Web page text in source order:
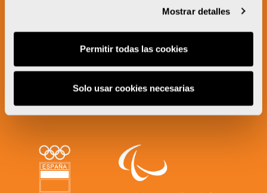
Mostrar detalles
Permitir todas las cookies
Solo usar cookies necesarias